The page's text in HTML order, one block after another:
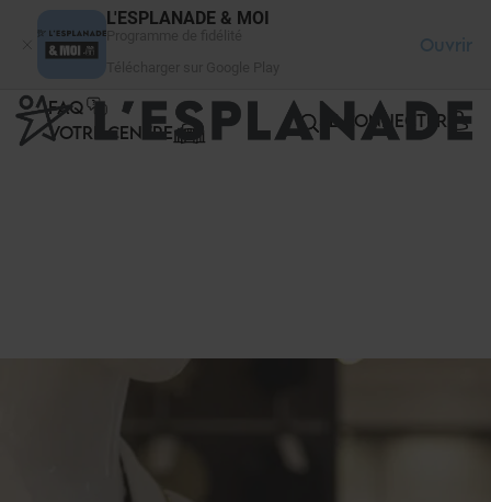
L'ESPLANADE & MOI
Ouvrir
FAQ
VOTRE CENTRE
SE CONNECTER
Panneau de gestion des cookies